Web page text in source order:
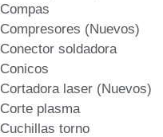
Compas
Compresores (Nuevos)
Conector soldadora
Conicos
Cortadora laser (Nuevos)
Corte plasma
Cuchillas torno